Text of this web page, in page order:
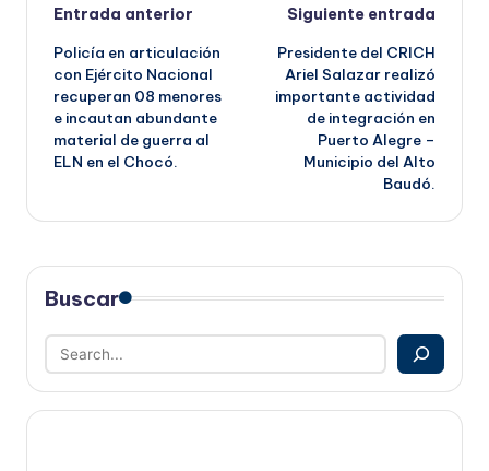
Navegación
de
entradas
Entrada anterior
Policía en articulación
con Ejército Nacional
recuperan 08 menores
e incautan abundante
material de guerra al
ELN en el Chocó.
Siguiente entrada
Presidente del CRICH
Ariel Salazar realizó
importante actividad
de integración en
Puerto Alegre –
Municipio del Alto
Baudó.
Buscar